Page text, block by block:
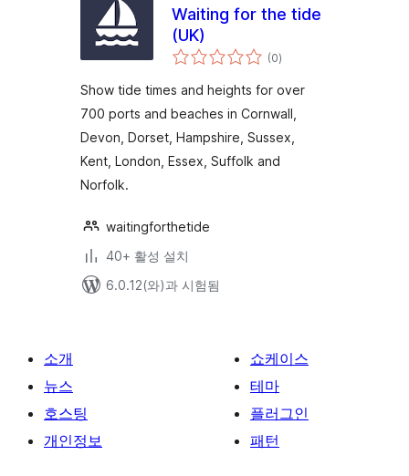
Waiting for the tide
(UK)
(0전
체
점
)
Show tide times and heights for over
700 ports and beaches in Cornwall,
Devon, Dorset, Hampshire, Sussex,
Kent, London, Essex, Suffolk and
Norfolk.
waitingforthetide
40+ 활성 설치
6.0.12(와)과 시험됨
소개
뉴스
호스팅
개인정보
쇼케이스
테마
플러그인
패턴